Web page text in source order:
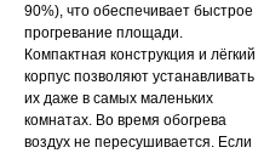
90%), что обеспечивает быстрое
прогревание площади.
Компактная конструкция и лёгкий
корпус позволяют устанавливать
их даже в самых маленьких
комнатах. Во время обогрева
воздух не пересушивается. Если